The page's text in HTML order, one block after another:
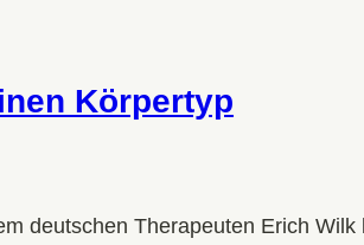
Körpertyp
deutschen Therapeuten Erich Wilk